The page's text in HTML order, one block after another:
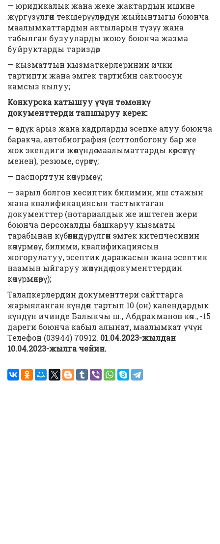
— юридикалык жана жеке жактардын ишине
жүргүзүлгөн текшерүүлөрдүн жыйынтыгы боюнча
маалымкаттардын актыларын түзүү жана
табылган бузууларды жоюу боюнча жазма
буйруктарды тариздөө;
— кызматтын кызматкерлеринин ички
тартипти жана эмгек тартибин сактоосун
камсыз кылуу;
Конкурска катышуу үчүн төмөнкү
документтерди тапшыруу керек:
— өздүк арыз жана кадрларды эсепке алуу боюнча
баракча, автобиография (соттолбогону бар же
жок экендиги жөнүндө маалыматтарды көрсөтүү
менен), резюме, сүрөтү;
— паспорттун көчүрмөсү;
— зарыл болгон кесиптик билимин, иш стажын
жана квалификациясын тастыктаган
документтер (нотариалдык же иштеген жери
боюнча персоналды башкаруу кызматы
тарабынан күбөлөндүрүлгөн эмгек китепчесинин
көчүрмөсү, билими, квалификациясын
жогорулатуу, эсептик даражасын жана эсептик
наамын ыйгаруу жөнүндө документтердин
көчүрмөлөрү);
Талапкерлердин документтери сайттарга
жарыяланган күндөн тартып 10 (он) календардык
күндүн ичинде Балыкчы ш., Абдрахманов көч., -15
дареги боюнча кабыл алынат, маалымкат үчүн
Телефон (03944) 70912. 01.04.2023-жылдан
10.04.2023-жылга чейин.